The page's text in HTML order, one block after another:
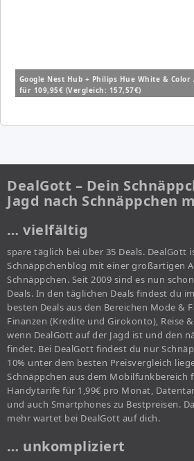
Google Nest Hub + Philips Hue White &
für 109,95€ (Vergleich: 157,57€)
DealGott – Dein
Jagd nach Schnäppchen
… vielfältig
spare täglich bei über 35 Deals. DealGott
Schnäppchenblog mit einer großartigen
Schnäppchen. Seit 2009 sind es nun
Deals. In den täglichen Deals findest du
besten Deals aus den Bereichen Mode &
Finanzen (Kredite und Girokonto), Reise
wenn DealGott auf der Jagd ist und den
findet. Bei DealGott findest du nur
10% unter dem besten Preisvergleich
Schnäppchen aus dem Mobilfunkbereich
Handytarife für 1,99€ pro Monat,
und auch Smartphones zu Bestpreisen.
mehr wartet bei DealGott auf dich.
… unkompliziert